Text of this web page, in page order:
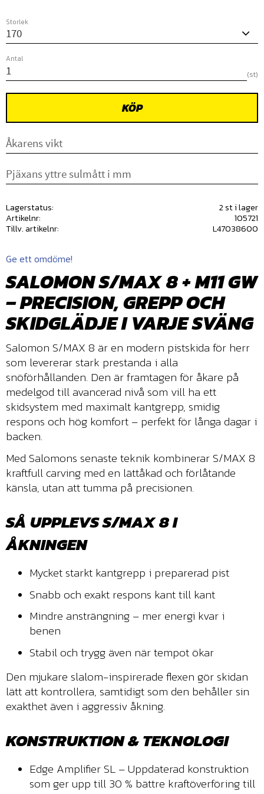
Storlek
Antal
st
KÖP
Lagerstatus
2 st i lager
Artikelnr
105721
Tillv. artikelnr
L47038600
Ge ett omdöme!
SALOMON S/MAX 8 + M11 GW
– PRECISION, GREPP OCH
SKIDGLÄDJE I VARJE SVÄNG
Salomon S/MAX 8 är en modern pistskida för herr
som levererar stark prestanda i alla
snöförhållanden. Den är framtagen för åkare på
medelgod till avancerad nivå som vill ha ett
skidsystem med maximalt kantgrepp, smidig
respons och hög komfort – perfekt för långa dagar i
backen.
Med Salomons senaste teknik kombinerar S/MAX 8
kraftfull carving med en lättåkad och förlåtande
känsla, utan att tumma på precisionen.
SÅ UPPLEVS S/MAX 8 I
ÅKNINGEN
Mycket starkt kantgrepp i preparerad pist
Snabb och exakt respons kant till kant
Mindre ansträngning – mer energi kvar i
benen
Stabil och trygg även när tempot ökar
Den mjukare slalom-inspirerade flexen gör skidan
lätt att kontrollera, samtidigt som den behåller sin
exakthet även i aggressiv åkning.
KONSTRUKTION & TEKNOLOGI
Edge Amplifier SL – Uppdaterad konstruktion
som ger upp till 30 % bättre kraftöverföring till